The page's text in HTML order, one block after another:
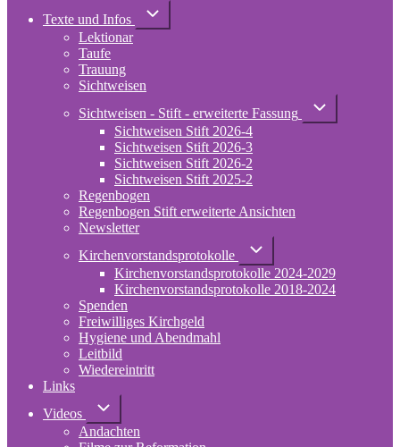
Texte und Infos
Unternavigation
Lektionar
Taufe
Trauung
Sichtweisen
Sichtweisen - Stift - erweiterte Fassung
Unternavigation
Sichtweisen Stift 2026-4
Sichtweisen Stift 2026-3
Sichtweisen Stift 2026-2
Sichtweisen Stift 2025-2
Regenbogen
Regenbogen Stift erweiterte Ansichten
Newsletter
Kirchenvorstandsprotokolle
Unternavigation
Kirchenvorstandsprotokolle
Kirchenvorstandsprotokolle 2024-2029
Kirchenvorstandsprotokolle 2018-2024
Spenden
Freiwilliges Kirchgeld
Hygiene und Abendmahl
Leitbild
Wiedereintritt
Links
Videos
Unternavigation
Videos
Andachten